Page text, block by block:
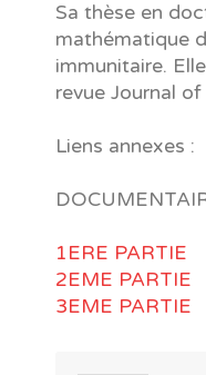
Sa thèse en
mathématique
immunitaire.
revue Journal
Liens annexes :
1ERE PARTIE
2EME PARTIE
3EME PARTIE